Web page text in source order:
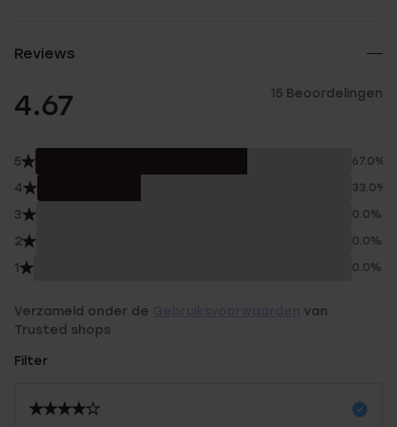
Reviews
4.67 15 Beoordelingen
5 67.0%
4 33.0%
3 0.0%
2 0.0%
1 0.0%
Verzameld onder de
van
Trusted shops
Filter